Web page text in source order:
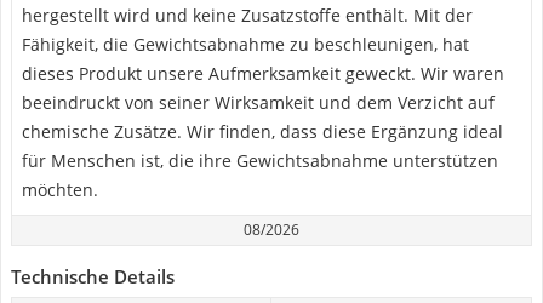
hergestellt wird und keine Zusatzstoffe enthält. Mit der
Fähigkeit, die Gewichtsabnahme zu beschleunigen, hat
dieses Produkt unsere Aufmerksamkeit geweckt. Wir waren
beeindruckt von seiner Wirksamkeit und dem Verzicht auf
chemische Zusätze. Wir finden, dass diese Ergänzung ideal
für Menschen ist, die ihre Gewichtsabnahme unterstützen
möchten.
08/2026
Technische Details